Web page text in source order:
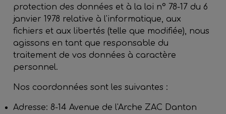
protection des données et à la loi n° 78-17 du 6
janvier 1978 relative à l'informatique, aux
fichiers et aux libertés (telle que modifiée), nous
agissons en tant que responsable du
traitement de vos données à caractère
personnel.
Nos coordonnées sont les suivantes :
Adresse: 8-14 Avenue de l'Arche ZAC Danton